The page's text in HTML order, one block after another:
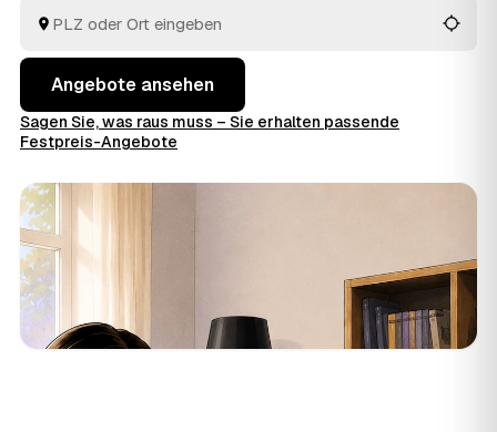
im Voraus raten.
Angebote ansehen
Sagen Sie, was raus muss – Sie erhalten passende
Festpreis-Angebote